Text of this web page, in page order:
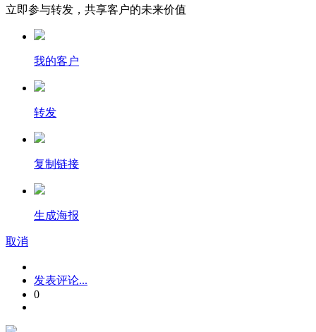
立即参与转发，共享客户的未来价值
我的客户
转发
复制链接
生成海报
取消
发表评论...
0